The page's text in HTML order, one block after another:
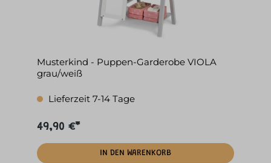
Musterkind - Puppen-Garderobe VIOLA
grau/weiß
Lieferzeit 7-14 Tage
49,90 €*
IN DEN WARENKORB